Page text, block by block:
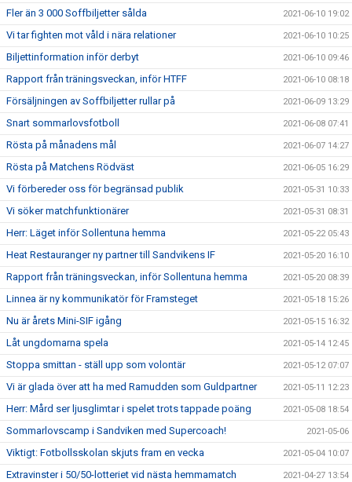
Fler än 3 000 Soffbiljetter sålda 2021-06-10 19:02
Vi tar fighten mot våld i nära relationer 2021-06-10 10:25
Biljettinformation inför derbyt 2021-06-10 09:46
Rapport från träningsveckan, inför HTFF 2021-06-10 08:18
Försäljningen av Soffbiljetter rullar på 2021-06-09 13:29
Snart sommarlovsfotboll 2021-06-08 07:41
Rösta på månadens mål 2021-06-07 14:27
Rösta på Matchens Rödväst 2021-06-05 16:29
Vi förbereder oss för begränsad publik 2021-05-31 10:33
Vi söker matchfunktionärer 2021-05-31 08:31
Herr: Läget inför Sollentuna hemma 2021-05-22 05:43
Heat Restauranger ny partner till Sandvikens IF 2021-05-20 16:10
Rapport från träningsveckan, inför Sollentuna hemma 2021-05-20 08:39
Linnea är ny kommunikatör för Framsteget 2021-05-18 15:26
Nu är årets Mini-SIF igång 2021-05-15 16:32
Låt ungdomarna spela 2021-05-14 12:45
Stoppa smittan - ställ upp som volontär 2021-05-12 07:07
Vi är glada över att ha med Ramudden som Guldpartner 2021-05-11 12:23
Herr: Mård ser ljusglimtar i spelet trots tappade poäng 2021-05-08 18:54
Sommarlovscamp i Sandviken med Supercoach! 2021-05-06
Viktigt: Fotbollsskolan skjuts fram en vecka 2021-05-04 10:07
Extravinster i 50/50-lotteriet vid nästa hemmamatch 2021-04-27 13:54